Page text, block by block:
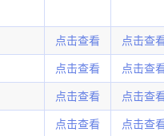
点击查看 点击查
点击查看 点击查
点击查看 点击查
点击查看 点击查